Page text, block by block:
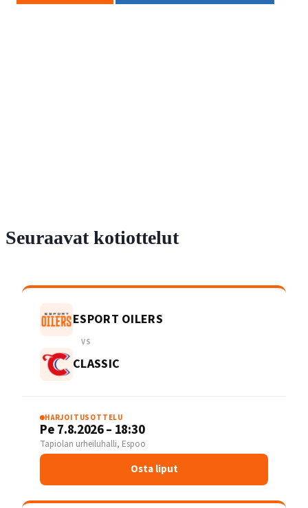
Tule valmentajaksi / ohjaajaksi
Seuraavat kotiottelut
ESPORT OILERS
VS
CLASSIC
HARJOITUSOTTELU
Pe 7.8.2026 – 18:30
Tapiolan urheiluhalli, Espoo
Osta liput